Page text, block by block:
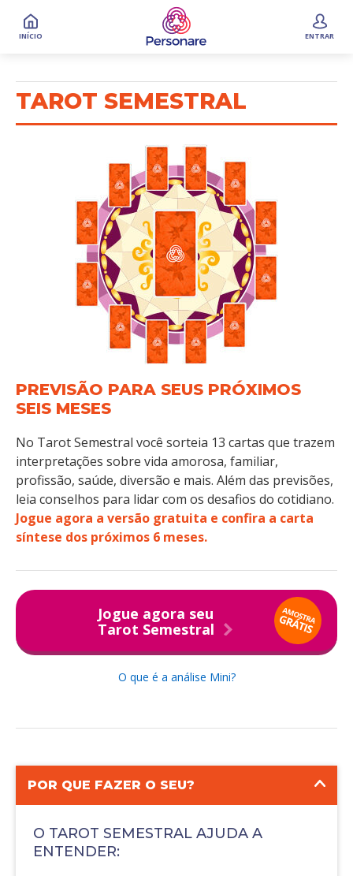
INÍCIO ENTRAR
TAROT SEMESTRAL
PREVISÃO PARA SEUS PRÓXIMOS
SEIS MESES
No Tarot Semestral você sorteia 13 cartas que trazem
interpretações sobre vida amorosa, familiar,
profissão, saúde, diversão e mais. Além das previsões,
leia conselhos para lidar com os desafios do cotidiano.
Jogue agora a versão gratuita e confira a carta
síntese dos próximos 6 meses.
Jogue agora seu
Tarot Semestral
O que é a análise Mini?
POR QUE FAZER O SEU?
O TAROT SEMESTRAL AJUDA A
ENTENDER: